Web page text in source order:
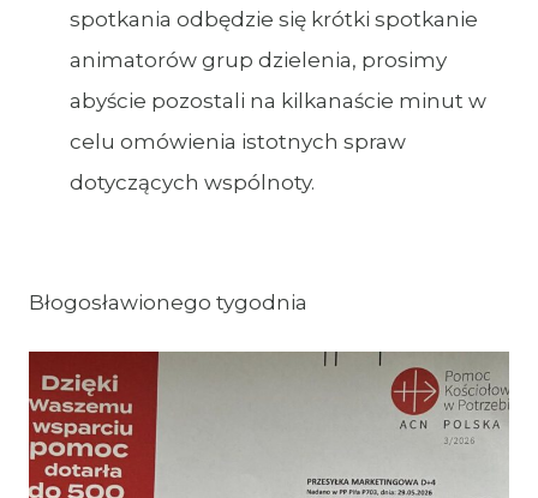
spotkania odbędzie się krótki spotkanie
animatorów grup dzielenia, prosimy
abyście pozostali na kilkanaście minut w
celu omówienia istotnych spraw
dotyczących wspólnoty.
Błogosławionego tygodnia